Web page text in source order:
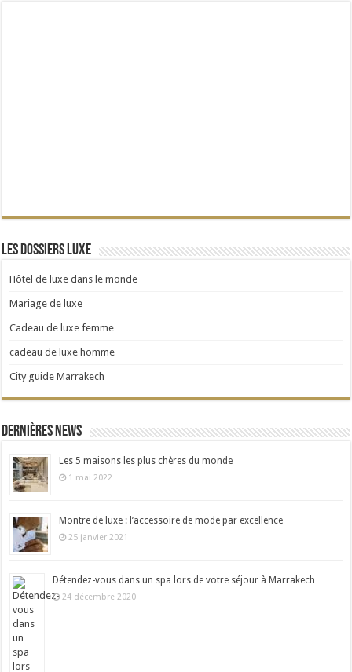
Les dossiers Luxe
Hôtel de luxe dans le monde
Mariage de luxe
Cadeau de luxe femme
cadeau de luxe homme
City guide Marrakech
Dernières news
Les 5 maisons les plus chères du monde
1 mai 2022
Montre de luxe : l’accessoire de mode par excellence
25 janvier 2021
Détendez-vous dans un spa lors de votre séjour à Marrakech
24 décembre 2020